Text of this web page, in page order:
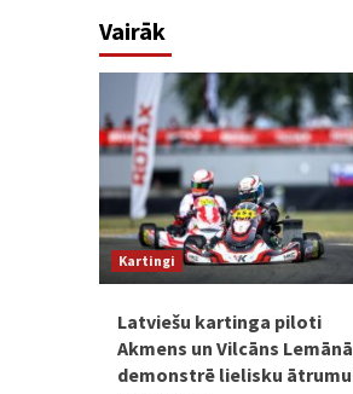
Vairāk
Kartingi
Latviešu kartinga piloti
Akmens un Vilcāns Lemānā
demonstrē lielisku ātrumu